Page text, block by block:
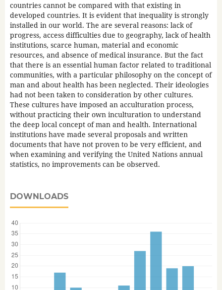
countries cannot be compared with that existing in
developed countries. It is evident that inequality is strongly
installed in our world. The are several reasons: lack of
progress, access difficulties due to geography, lack of health
institutions, scarce human, material and economic
resources, and absence of medical insurance. But the fact
that there is an essential human factor related to traditional
communities, with a particular philosophy on the concept of
man and about health has been neglected. Their ideologies
had not been taken to consideration by other cultures.
These cultures have imposed an acculturation process,
without practicing their own inculturation to understand
the deep local concept of man and health. International
institutions have made several proposals and written
documents that have not proven to be very efficient, and
when examining and verifying the United Nations annual
statistics, no improvements can be observed.
DOWNLOADS